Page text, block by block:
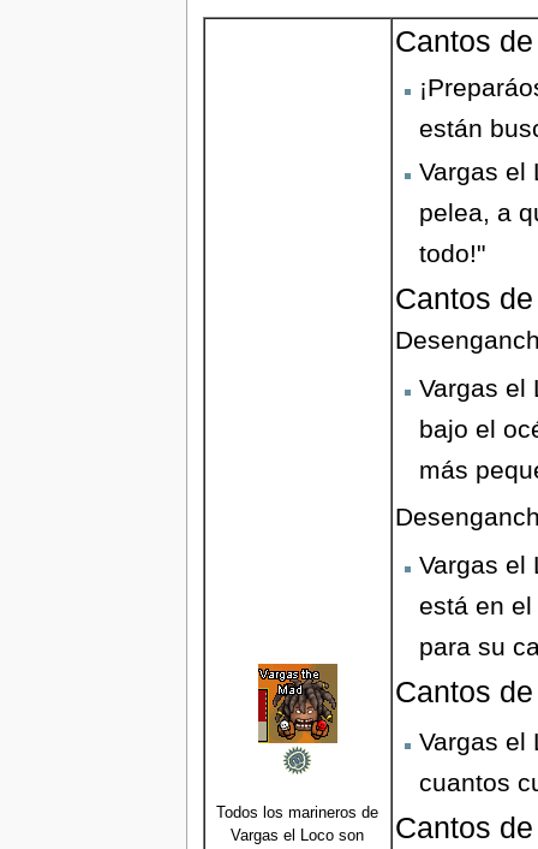
Todos los marineros de
Vargas el Loco son
Cantos
están
Vargas el
pelea, a
todo!"
Cantos
Vargas el
bajo el
más
Vargas el
está en
para su
Cantos
Vargas el
cuantos
Cantos